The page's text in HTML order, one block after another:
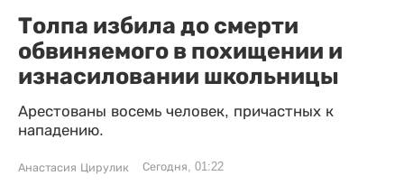
Толпа избила до смерти
обвиняемого в похищении и
изнасиловании школьницы
Арестованы восемь человек, причастных к
нападению.
Анастасия Цирулик Сегодня, 01:22